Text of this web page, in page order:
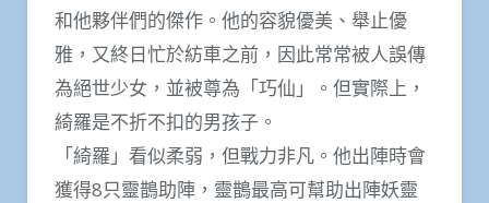
和他夥伴們的傑作。他的容貌優美、舉止優
雅，又終日忙於紡車之前，因此常常被人誤傳
為絕世少女，並被尊為「巧仙」。但實際上，
綺羅是不折不扣的男孩子。
「綺羅」看似柔弱，但戰力非凡。他出陣時會
獲得8只靈鵲助陣，靈鵲最高可幫助出陣妖靈